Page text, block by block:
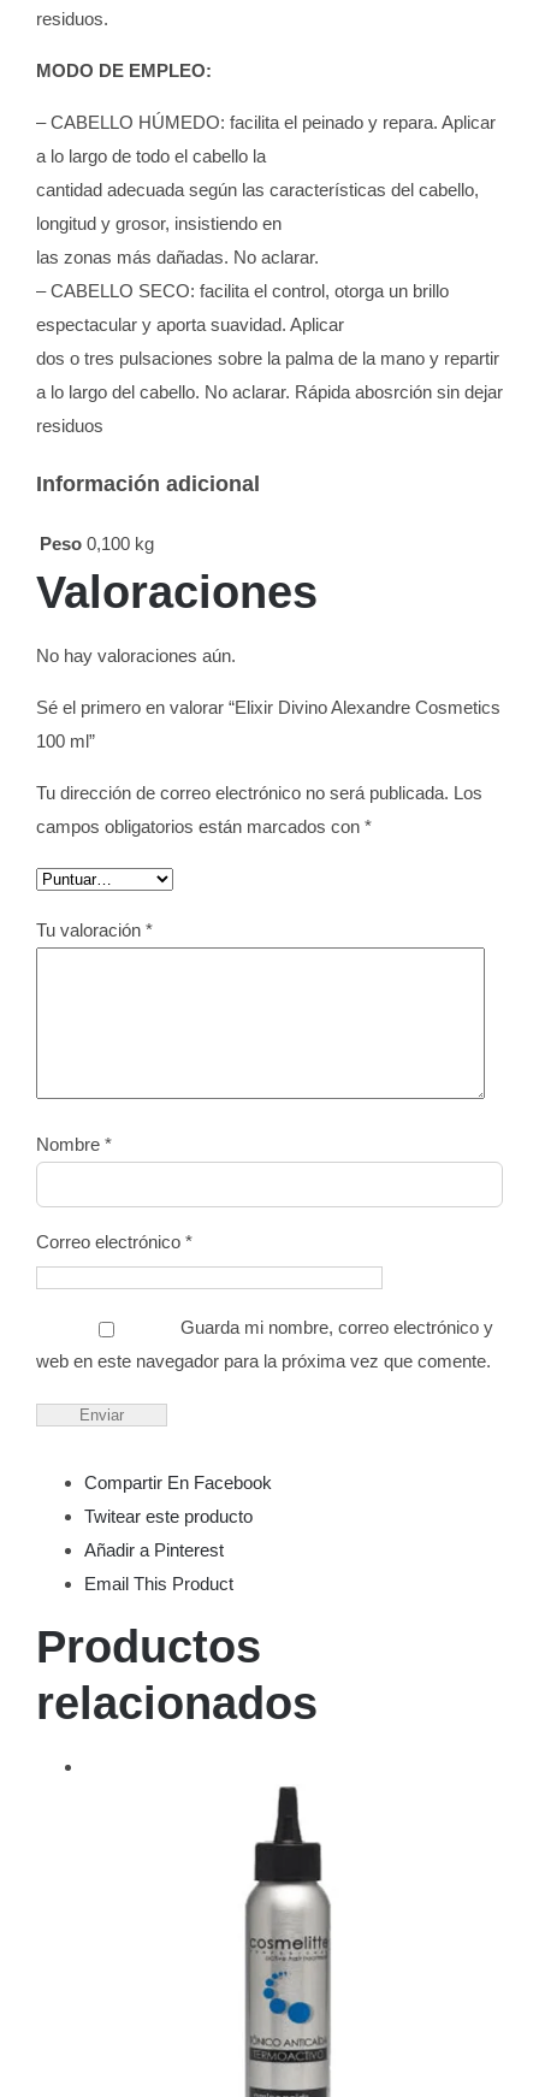
residuos.
MODO DE EMPLEO:
– CABELLO HÚMEDO: facilita el peinado y repara. Aplicar
a lo largo de todo el cabello la
cantidad adecuada según las características del cabello,
longitud y grosor, insistiendo en
las zonas más dañadas. No aclarar.
– CABELLO SECO: facilita el control, otorga un brillo
espectacular y aporta suavidad. Aplicar
dos o tres pulsaciones sobre la palma de la mano y repartir
a lo largo del cabello. No aclarar. Rápida abosrción sin dejar
residuos
Información adicional
Peso 0,100 kg
Valoraciones
No hay valoraciones aún.
Sé el primero en valorar “Elixir Divino Alexandre Cosmetics
100 ml”
Tu dirección de correo electrónico no será publicada. Los
campos obligatorios están marcados con *
Tu valoración *
Nombre *
Correo electrónico *
Guarda mi nombre, correo electrónico y
web en este navegador para la próxima vez que comente.
Compartir En Facebook
Twitear este producto
Añadir a Pinterest
Email This Product
Productos
relacionados